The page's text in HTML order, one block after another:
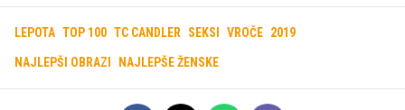
LEPOTA TOP 100 TC CANDLER SEKSI VROČE 2019
NAJLEPŠI OBRAZI NAJLEPŠE ŽENSKE